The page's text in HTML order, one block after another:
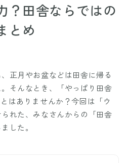
？田舎ならではの
とめ
正月やお盆などは田舎に帰る
そんなとき、「やっぱり田舎
はありませんか？今回は「ウ
れた、みなさんからの「田舎
した。